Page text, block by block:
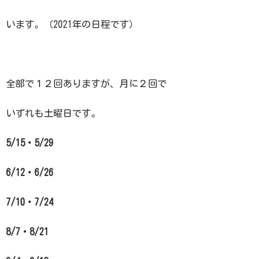
います。（2021年の日程です）
全部で１２回ありますが、月に２回で
いずれも土曜日です。
5/15・5/29
6/12・6/26
7/10・7/24
8/7・8/21